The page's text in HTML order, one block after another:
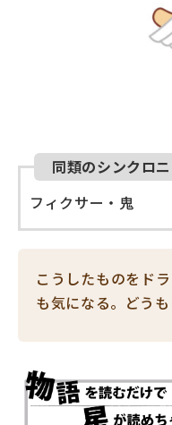
同類のシンクロ
フィクサー・鬼
こうしたものをド
も気になる。どう